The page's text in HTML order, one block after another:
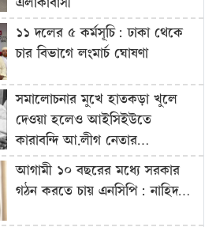
১১ দলের ৫ কর্মসূচি: ঢাকা থেকে
চার বিভাগে লংমার্চ ঘোষণা
সমালোচনার মুখে হাতকড়া খুলে
দেওয়া হলেও আইসিইউতে
কারাবন্দি আ.লীগ নেতার…
আগামী ১০ বছরের মধ্যে সরকার
গঠন করতে চায় এনসিপি: নাহিদ…